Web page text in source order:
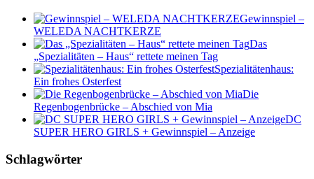
Gewinnspiel –
WELEDA NACHTKERZE
Das
„Spezialitäten – Haus“ rettete meinen Tag
Spezialitätenhaus:
Ein frohes Osterfest
Die
Regenbogenbrücke – Abschied von Mia
DC
SUPER HERO GIRLS + Gewinnspiel – Anzeige
Schlagwörter